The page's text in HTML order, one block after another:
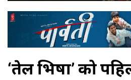
‘तेल भिषा’ को